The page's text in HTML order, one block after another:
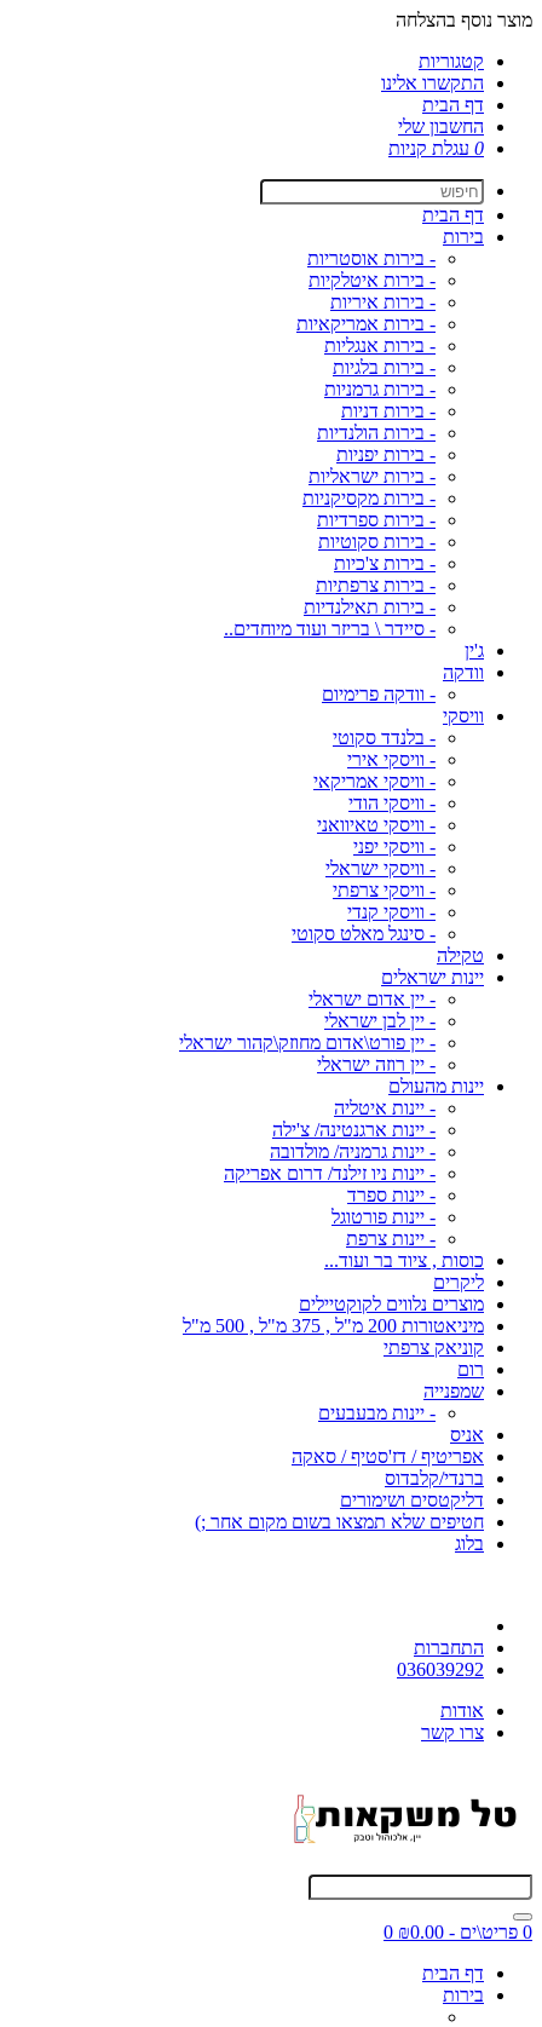
מוצר נוסף בהצלחה
קטגוריות
התקשרו אלינו
דף הבית
החשבון שלי
0 עגלת קניות
דף הבית
בירות
- בירות אוסטריות
- בירות איטלקיות
- בירות איריות
- בירות אמריקאיות
- בירות אנגליות
- בירות בלגיות
- בירות גרמניות
- בירות דניות
- בירות הולנדיות
- בירות יפניות
- בירות ישראליות
- בירות מקסיקניות
- בירות ספרדיות
- בירות סקוטיות
- בירות צ'כיות
- בירות צרפתיות
- בירות תאילנדיות
- סיידר \ בריזר ועוד מיוחדים..
ג'ין
וודקה
- וודקה פרימיום
וויסקי
- בלנדד סקוטי
- וויסקי אירי
- וויסקי אמריקאי
- וויסקי הודי
- וויסקי טאיוואני
- וויסקי יפני
- וויסקי ישראלי
- וויסקי צרפתי
- וויסקי קנדי
- סינגל מאלט סקוטי
טקילה
יינות ישראלים
- יין אדום ישראלי
- יין לבן ישראלי
- יין פורט\אדום מחוזק\קהור ישראלי
- יין רוזה ישראלי
יינות מהעולם
- יינות איטליה
- יינות ארגנטינה/ צ'ילה
- יינות גרמניה/ מולדובה
- יינות ניו זילנד/ דרום אפריקה
- יינות ספרד
- יינות פורטוגל
- יינות צרפת
כוסות , ציוד בר ועוד...
ליקרים
מוצרים נלווים לקוקטיילים
מיניאטורות 200 מ"ל , 375 מ"ל , 500 מ"ל
קוניאק צרפתי
רום
שמפנייה
- יינות מבעבעים
אניס
אפריטיף / דז'סטיף / סאקה
ברנדי/קלבדוס
דליקטסים ושימורים
חטיפים שלא תמצאו בשום מקום אחר ;)
בלוג
התחברות
036039292
אודות
צרו קשר
0 פריט\ים - ₪0.00
0
דף הבית
בירות